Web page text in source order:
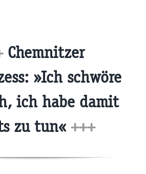
Chemnitzer
»Ich schwöre
ich habe damit
zu tun« +++